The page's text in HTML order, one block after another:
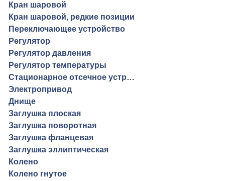
Кран шаровой
Кран шаровой, редкие позиции
Переключающее устройство
Регулятор
Регулятор давления
Регулятор температуры
Стационарное отсечное устройство
Электропривод
Днище
Заглушка плоская
Заглушка поворотная
Заглушка фланцевая
Заглушка эллиптическая
Колено
Колено гнутое